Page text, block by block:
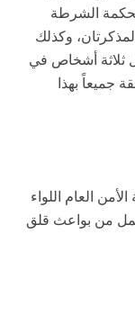
الشرطة
وكذلك
ثلاثة أشخاص في
مُلحقة جميعاً بهذا
العام اللواء
من بواعث قلق